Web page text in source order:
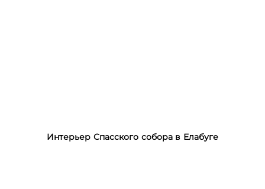
Интерьер Спасского собора в Елабуге